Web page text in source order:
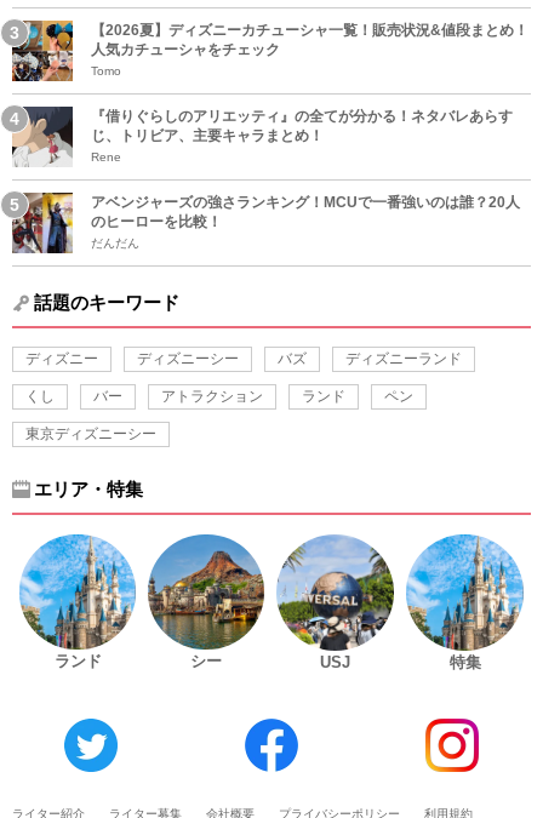
【2026夏】ディズニーカチューシャ一覧！販売状況&値段まとめ！
人気カチューシャをチェック
Tomo
『借りぐらしのアリエッティ』の全てが分かる！ネタバレあらす
じ、トリビア、主要キャラまとめ！
Rene
アベンジャーズの強さランキング！MCUで一番強いのは誰？20人
のヒーローを比較！
だんだん
話題のキーワード
ディズニー ディズニーシー バズ ディズニーランド
くし バー アトラクション ランド ペン
東京ディズニーシー
エリア・特集
ランド シー USJ 特集
ライター紹介 ライター募集 会社概要 プライバシーポリシー 利用規約